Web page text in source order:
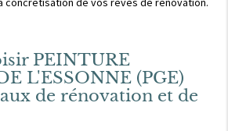
PEINTURE
L'ESSONNE (PGE)
de rénovation et de